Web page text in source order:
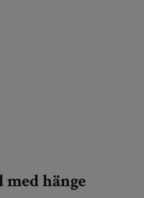
med hänge